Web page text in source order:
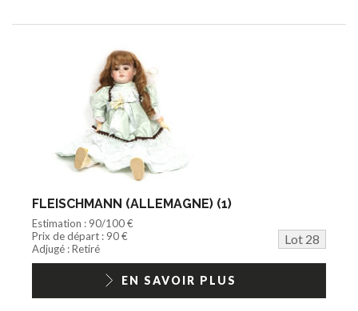
FLEISCHMANN (ALLEMAGNE) (1)
Estimation : 90/100 €
Prix de départ : 90 €
Lot 28
Adjugé : Retiré
EN SAVOIR PLUS